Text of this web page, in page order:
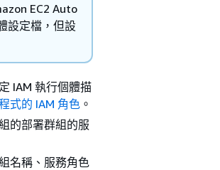
EC2 Auto
設定檔，但設
IAM 執行個體描
式的 IAM 角色 。
的部署群組的服
名稱、服務角色